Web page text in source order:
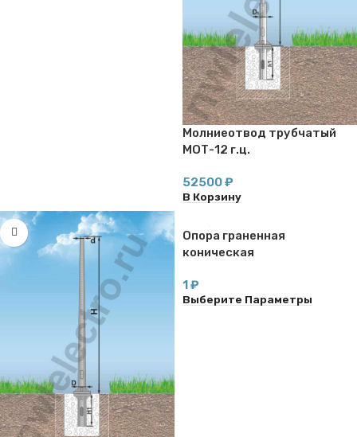
Молниеотвод трубчатый
МОТ-12 г.ц.
52500₽
В Корзину
Опора граненная
коническая
ОГСКЛ-12,0-ф
1₽
Выберите Параметры